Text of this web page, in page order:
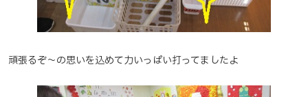
頑張るぞ～の思いを込めて力いっぱい打ってましたよ